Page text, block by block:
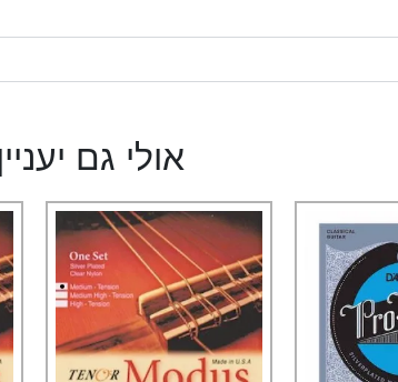
אולי גם